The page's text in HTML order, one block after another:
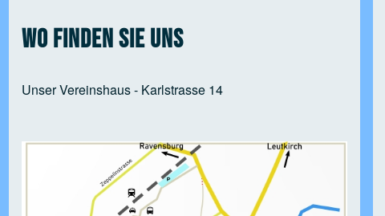
Wo finden Sie uns
Unser Vereinshaus - Karlstrasse 14